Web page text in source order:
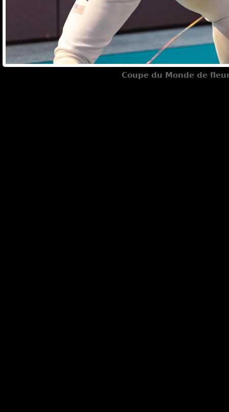
Coupe du Monde de